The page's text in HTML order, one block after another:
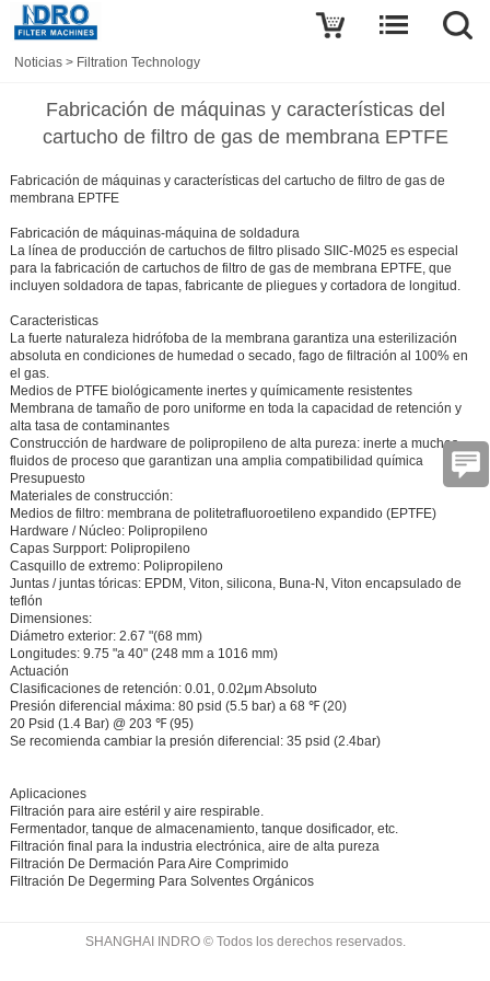
Noticias > Filtration Technology
Fabricación de máquinas y características del
cartucho de filtro de gas de membrana EPTFE
Fabricación de máquinas y características del cartucho de filtro de gas de
membrana EPTFE
Fabricación de máquinas-máquina de soldadura
La línea de producción de cartuchos de filtro plisado SIIC-M025 es especial
para la fabricación de cartuchos de filtro de gas de membrana EPTFE, que
incluyen soldadora de tapas, fabricante de pliegues y cortadora de longitud.
Caracteristicas
La fuerte naturaleza hidrófoba de la membrana garantiza una esterilización
absoluta en condiciones de humedad o secado, fago de filtración al 100% en
el gas.
Medios de PTFE biológicamente inertes y químicamente resistentes
Membrana de tamaño de poro uniforme en toda la capacidad de retención y
alta tasa de contaminantes
Construcción de hardware de polipropileno de alta pureza: inerte a muchos
fluidos de proceso que garantizan una amplia compatibilidad química
Presupuesto
Materiales de construcción:
Medios de filtro: membrana de politetrafluoroetileno expandido (EPTFE)
Hardware / Núcleo: Polipropileno
Capas Surpport: Polipropileno
Casquillo de extremo: Polipropileno
Juntas / juntas tóricas: EPDM, Viton, silicona, Buna-N, Viton encapsulado de
teflón
Dimensiones:
Diámetro exterior: 2.67 "(68 mm)
Longitudes: 9.75 "a 40" (248 mm a 1016 mm)
Actuación
Clasificaciones de retención: 0.01, 0.02μm Absoluto
Presión diferencial máxima: 80 psid (5.5 bar) a 68 ℉ (20)
20 Psid (1.4 Bar) @ 203 ℉ (95)
Se recomienda cambiar la presión diferencial: 35 psid (2.4bar)
Aplicaciones
Filtración para aire estéril y aire respirable.
Fermentador, tanque de almacenamiento, tanque dosificador, etc.
Filtración final para la industria electrónica, aire de alta pureza
Filtración De Dermación Para Aire Comprimido
Filtración De Degerming Para Solventes Orgánicos
SHANGHAI INDRO © Todos los derechos reservados.